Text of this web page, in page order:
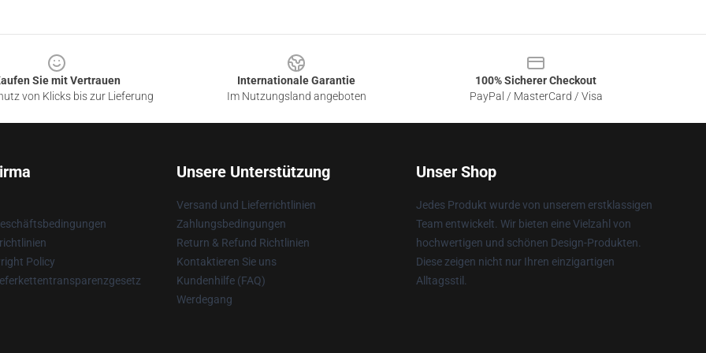
Sie mit Vertrauen
von Klicks bis zur Lieferung
Internationale Garantie
Im Nutzungsland angeboten
100% Sicherer Checkout
PayPal / MasterCard / Visa
Policy
Unsere Unterstützung
Versand und Lieferrichtlinien
Zahlungsbedingungen
Return & Refund Richtlinien
Kontaktieren Sie uns
Kundenhilfe (FAQ)
Werdegang
Unser Shop
Jedes Produkt wurde von unserem erstklassigen
Team entwickelt. Wir bieten eine Vielzahl von
hochwertigen und schönen Design-Produkten.
Diese zeigen nicht nur Ihren einzigartigen
Alltagsstil.